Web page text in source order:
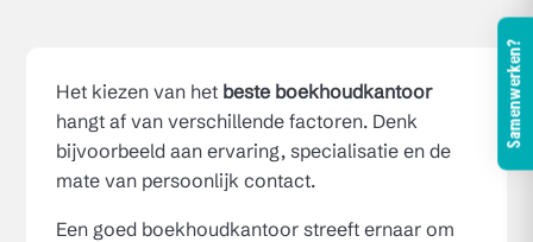
Samenwerken?
Het kiezen van het beste boekhoudkantoor
hangt af van verschillende factoren. Denk
bijvoorbeeld aan ervaring, specialisatie en de
mate van persoonlijk contact.
Een goed boekhoudkantoor streeft ernaar om